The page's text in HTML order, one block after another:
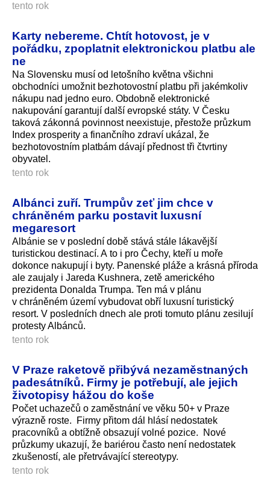
tento rok
Karty nebereme. Chtít hotovost, je v
pořádku, zpoplatnit elektronickou platbu ale
ne
Na Slovensku musí od letošního května všichni
obchodníci umožnit bezhotovostní platbu při jakémkoliv
nákupu nad jedno euro. Obdobně elektronické
nakupování garantují další evropské státy. V Česku
taková zákonná povinnost neexistuje, přestože průzkum
Index prosperity a finančního zdraví ukázal, že
bezhotovostním platbám dávají přednost tři čtvrtiny
obyvatel.
tento rok
Albánci zuří. Trumpův zeť jim chce v
chráněném parku postavit luxusní
megaresort
Albánie se v poslední době stává stále lákavější
turistickou destinací. A to i pro Čechy, kteří u moře
dokonce nakupují i byty. Panenské pláže a krásná příroda
ale zaujaly i Jareda Kushnera, zetě amerického
prezidenta Donalda Trumpa. Ten má v plánu
v chráněném území vybudovat obří luxusní turistický
resort. V posledních dnech ale proti tomuto plánu zesilují
protesty Albánců.
tento rok
V Praze raketově přibývá nezaměstnaných
padesátníků. Firmy je potřebují, ale jejich
životopisy hážou do koše
Počet uchazečů o zaměstnání ve věku 50+ v Praze
výrazně roste. Firmy přitom dál hlásí nedostatek
pracovníků a obtížně obsazují volné pozice. Nové
průzkumy ukazují, že bariérou často není nedostatek
zkušeností, ale přetrvávající stereotypy.
tento rok